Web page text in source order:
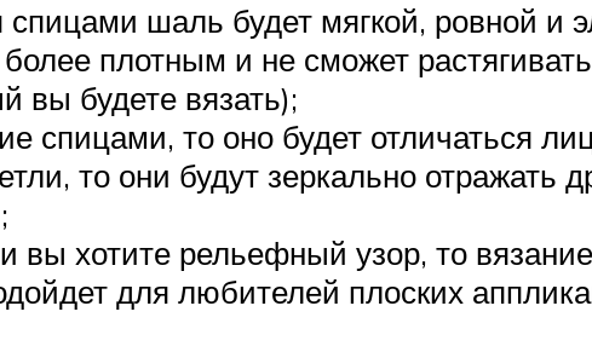
спицами шаль будет мягкой, ровной и
плотным и не сможет
вы будете вязать);
спицами, то оно будет отличаться
то они будут зеркально отражать
вы хотите рельефный узор, то
для любителей плоских